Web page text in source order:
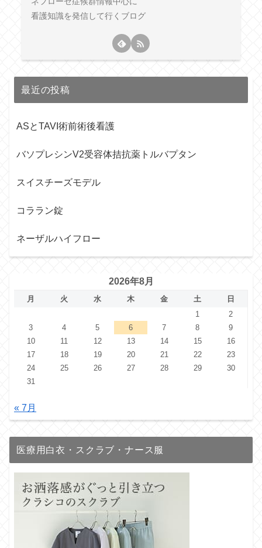
看護知識を発信して行くブログ
最近の投稿
ASとTAVI術前術後看護
バソプレシンV2受容体拮抗薬トルバプタン
スイスチーズモデル
コララン錠
ネーザルハイフロー
2026年8月
月 火 水 木 金 土
日
1
2
3
4 5 6 7 8
9
10
11 12 13 14 15
16
17
18 19 20 21 22
23
24
25 26 27 28 29
30
31
« 7月
医療用白衣・スクラブ・ナース服